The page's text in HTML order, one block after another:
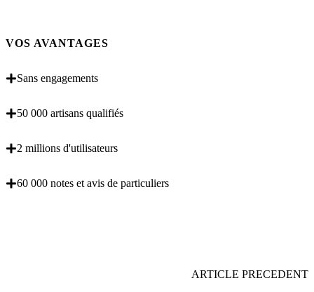
VOS AVANTAGES
Sans engagements
50 000 artisans qualifiés
2 millions d'utilisateurs
60 000 notes et avis de particuliers
ARTICLE PRECEDENT